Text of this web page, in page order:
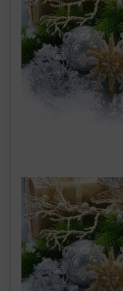
___________________________
VEURE EN CATALÀ